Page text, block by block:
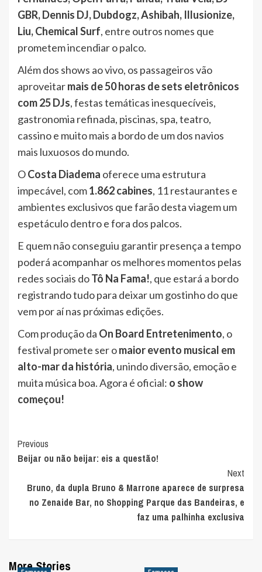
GBR, Dennis DJ, Dubdogz, Ashibah, Illusionize,
Liu, Chemical Surf, entre outros nomes que
prometem incendiar o palco.
Além dos shows ao vivo, os passageiros vão
aproveitarmais de 50 horas de sets eletrônicos
com 25 DJs, festas temáticas inesquecíveis,
gastronomia refinada, piscinas, spa, teatro,
cassino e muito mais a bordo de um dos navios
mais luxuosos do mundo.
OCosta Diadema oferece uma estrutura
impecável, com1.862 cabines, 11 restaurantes e
ambientes exclusivos que farão desta viagem um
espetáculo dentro e fora dos palcos.
E quem não conseguiu garantir presença a tempo
poderá acompanhar os melhores momentos pelas
redes sociais doTô Na Fama!, que estará a bordo
registrando tudo para deixar um gostinho do que
vem por aí nas próximas edições.
Com produção da On Board Entretenimento, o
festival promete ser omaior evento musical em
alto-mar da história, unindo diversão, emoção e
muita música boa. Agora é oficial: o show
começou!
Post
Navigation
Previous
Beijar ou não beijar: eis a questão!
Next
Bruno, da dupla Bruno & Marrone aparece de surpresa
no Zenaide Bar, no Shopping Parque das Bandeiras, e
faz uma palhinha exclusiva
More Stories